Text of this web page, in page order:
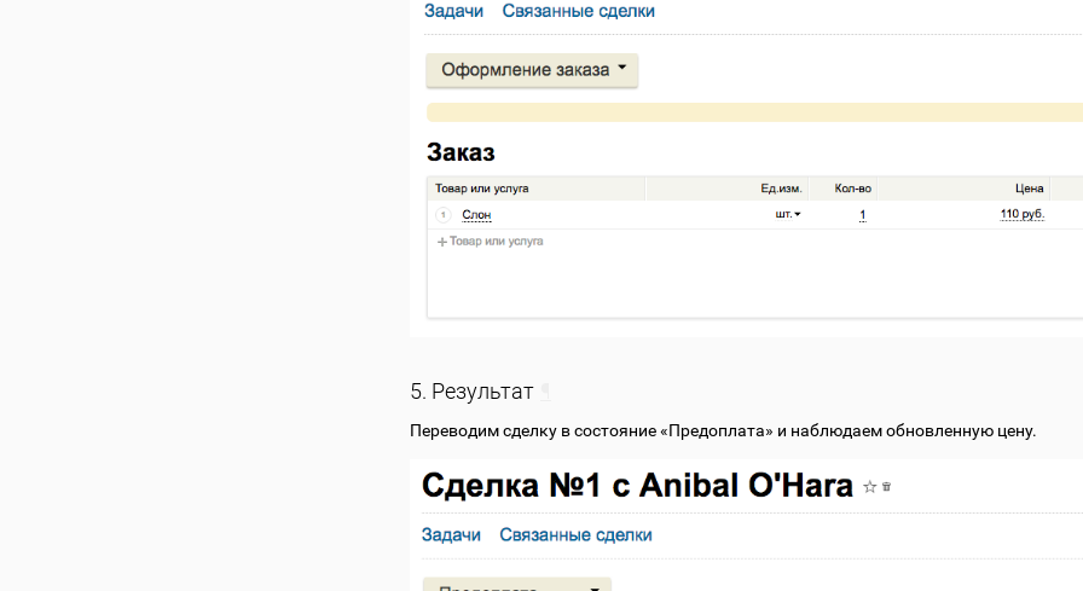
5. Результат
Переводим сделку в состояние «Предоплата» и наблюдаем обновленную цену.